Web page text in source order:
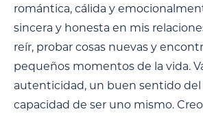
romántica, cálida y
sincera y honesta en mis
reír, probar cosas nuevas y
pequeños momentos de la vida.
autenticidad, un buen sentido del
capacidad de ser uno mismo.